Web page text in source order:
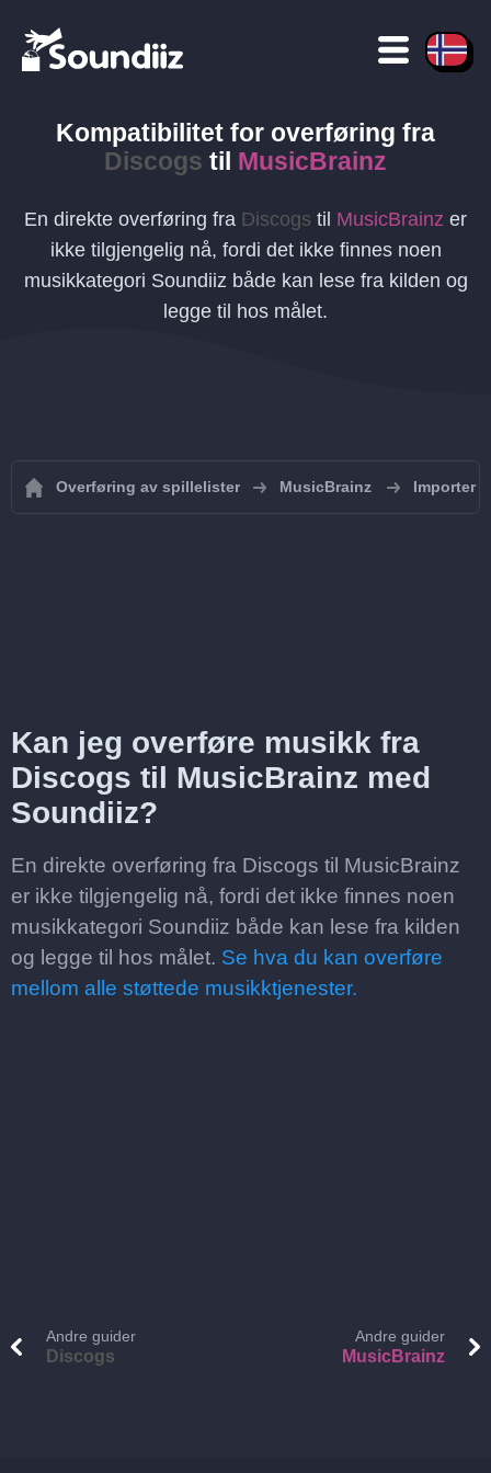
Kompatibilitet for overføring fra
Discogs til MusicBrainz
En direkte overføring fra Discogs til MusicBrainz er
ikke tilgjengelig nå, fordi det ikke finnes noen
musikkategori Soundiiz både kan lese fra kilden og
legge til hos målet.
Overføring av spillelister MusicBrainz Importer
Kan jeg overføre musikk fra
Discogs til MusicBrainz med
Soundiiz?
En direkte overføring fra Discogs til MusicBrainz
er ikke tilgjengelig nå, fordi det ikke finnes noen
musikkategori Soundiiz både kan lese fra kilden
og legge til hos målet. Se hva du kan overføre
mellom alle støttede musikktjenester.
Andre guider
Discogs
Andre guider
MusicBrainz